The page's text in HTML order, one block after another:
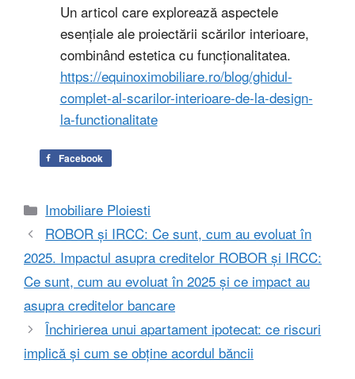
Un articol care explorează aspectele
esențiale ale proiectării scărilor interioare,
combinând estetica cu funcționalitatea.
https://equinoximobiliare.ro/blog/ghidul-
complet-al-scarilor-interioare-de-la-design-
la-functionalitate
Facebook
Categorii
Imobiliare Ploiesti
ROBOR și IRCC: Ce sunt, cum au evoluat în
2025. Impactul asupra creditelor ROBOR și IRCC:
Ce sunt, cum au evoluat în 2025 și ce impact au
asupra creditelor bancare
Închirierea unui apartament ipotecat: ce riscuri
implică și cum se obține acordul băncii